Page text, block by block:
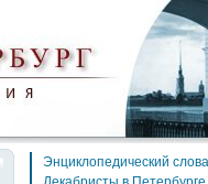
Энциклопедический